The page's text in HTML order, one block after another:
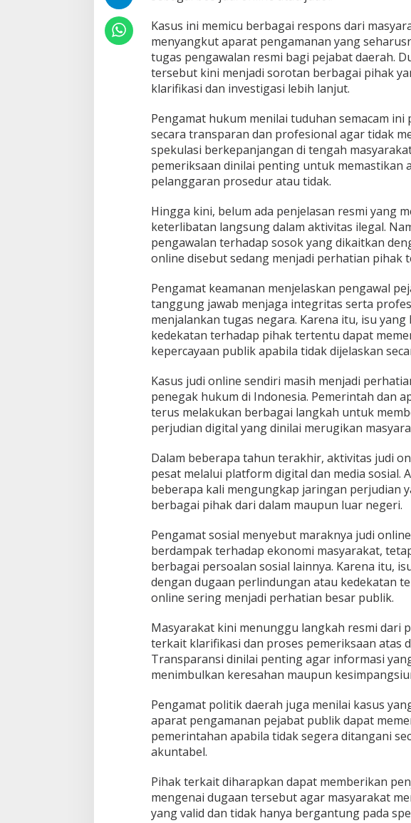
Kasus ini memicu berbagai respons dari
menyangkut aparat pengamanan yang
tugas pengawalan resmi bagi pejabat daerah.
tersebut kini menjadi sorotan berbagai pihak
klarifikasi dan investigasi lebih lanjut.
Pengamat hukum menilai tuduhan semacam ini
secara transparan dan profesional agar tidak
spekulasi berkepanjangan di tengah
pemeriksaan dinilai penting untuk memastikan
pelanggaran prosedur atau tidak.
Hingga kini, belum ada penjelasan resmi yang
keterlibatan langsung dalam aktivitas ilegal.
pengawalan terhadap sosok yang dikaitkan
online disebut sedang menjadi perhatian pihak
Pengamat keamanan menjelaskan pengawal
tanggung jawab menjaga integritas serta
menjalankan tugas negara. Karena itu, isu
kedekatan terhadap pihak tertentu dapat
kepercayaan publik apabila tidak dijelaskan
Kasus judi online sendiri masih menjadi
penegak hukum di Indonesia. Pemerintah dan
terus melakukan berbagai langkah untuk
perjudian digital yang dinilai merugikan
Dalam beberapa tahun terakhir, aktivitas judi
pesat melalui platform digital dan media sosial.
beberapa kali mengungkap jaringan perjudian
berbagai pihak dari dalam maupun luar negeri.
Pengamat sosial menyebut maraknya judi
berdampak terhadap ekonomi masyarakat,
berbagai persoalan sosial lainnya. Karena itu,
dengan dugaan perlindungan atau kedekatan
online sering menjadi perhatian besar publik.
Masyarakat kini menunggu langkah resmi dari
terkait klarifikasi dan proses pemeriksaan atas
Transparansi dinilai penting agar informasi
menimbulkan keresahan maupun
Pengamat politik daerah juga menilai kasus
aparat pengamanan pejabat publik dapat
pemerintahan apabila tidak segera ditangani
akuntabel.
Pihak terkait diharapkan dapat memberikan
mengenai dugaan tersebut agar masyarakat
yang valid dan tidak hanya bergantung pada